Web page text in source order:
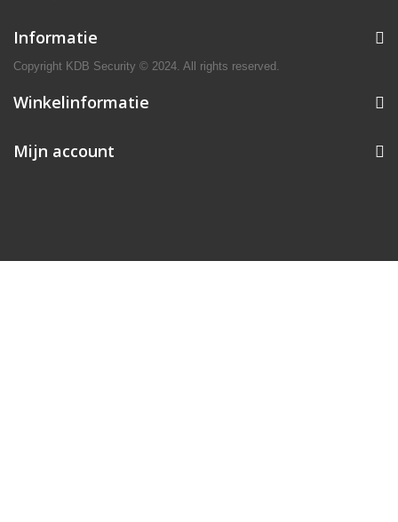
Informatie
Copyright KDB Security © 2024. All rights reserved.
Winkelinformatie
Mijn account